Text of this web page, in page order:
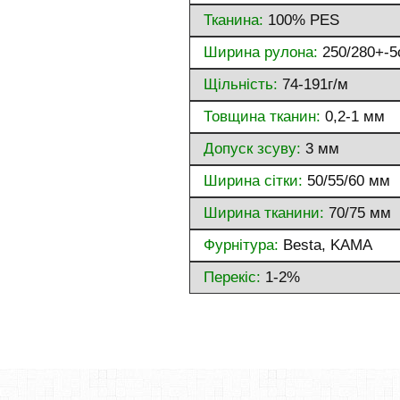
Тканина: 100% PES
Ширина рулона: 250/280+-
Щільність: 74-191г/м
Товщина тканин: 0,2-1 мм
Допуск зсуву: 3 мм
Ширина сітки: 50/55/60 мм
Ширина тканини: 70/75 мм
Фурнітура: Besta, KAMA
Перекіс: 1-2%